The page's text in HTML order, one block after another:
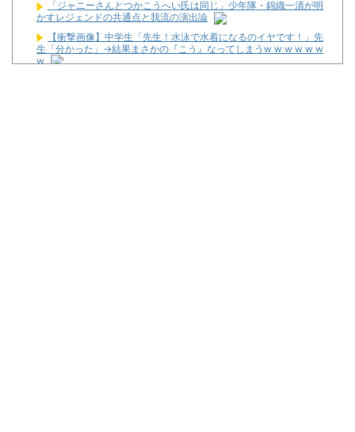
「ジャニーさんとつかこうへい氏は同じ」少年隊・錦織一清が明
かすレジェンドの共通点と我流の演出論
【衝撃画像】中学生「先生！水泳で水着になるのイヤです！」先
生「分かった」→結果まさかの『こう』なってしまうw w w w w w
w